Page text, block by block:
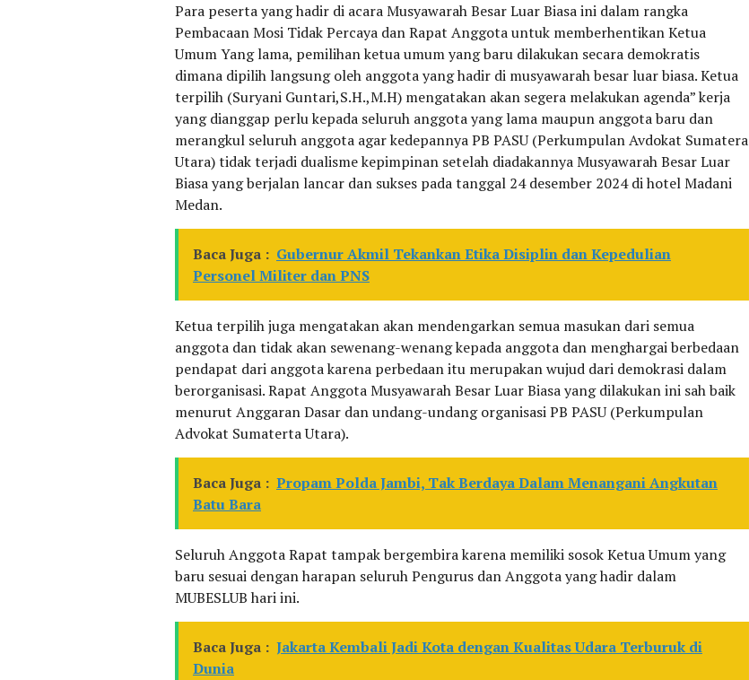
Para peserta yang hadir di acara Musyawarah Besar Luar Biasa ini dalam rangka
Pembacaan Mosi Tidak Percaya dan Rapat Anggota untuk memberhentikan Ketua
Umum Yang lama, pemilihan ketua umum yang baru dilakukan secara demokratis
dimana dipilih langsung oleh anggota yang hadir di musyawarah besar luar biasa. Ketua
terpilih (Suryani Guntari,S.H.,M.H) mengatakan akan segera melakukan agenda” kerja
yang dianggap perlu kepada seluruh anggota yang lama maupun anggota baru dan
merangkul seluruh anggota agar kedepannya PB PASU (Perkumpulan Avdokat Sumatera
Utara) tidak terjadi dualisme kepimpinan setelah diadakannya Musyawarah Besar Luar
Biasa yang berjalan lancar dan sukses pada tanggal 24 desember 2024 di hotel Madani
Medan.
Baca Juga : Gubernur Akmil Tekankan Etika Disiplin dan Kepedulian
Personel Militer dan PNS
Ketua terpilih juga mengatakan akan mendengarkan semua masukan dari semua
anggota dan tidak akan sewenang-wenang kepada anggota dan menghargai berbedaan
pendapat dari anggota karena perbedaan itu merupakan wujud dari demokrasi dalam
berorganisasi. Rapat Anggota Musyawarah Besar Luar Biasa yang dilakukan ini sah baik
menurut Anggaran Dasar dan undang-undang organisasi PB PASU (Perkumpulan
Advokat Sumaterta Utara).
Baca Juga : Propam Polda Jambi, Tak Berdaya Dalam Menangani Angkutan
Batu Bara
Seluruh Anggota Rapat tampak bergembira karena memiliki sosok Ketua Umum yang
baru sesuai dengan harapan seluruh Pengurus dan Anggota yang hadir dalam
MUBESLUB hari ini.
Baca Juga : Jakarta Kembali Jadi Kota dengan Kualitas Udara Terburuk di
Dunia